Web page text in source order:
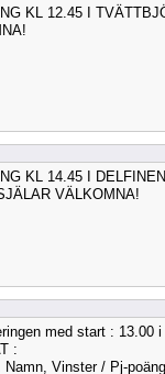
KL 12.45 I
KL 14.45 I
VÄLKOMNA!
med start : 13.00
:
Namn, Vinster / Pj-poäng